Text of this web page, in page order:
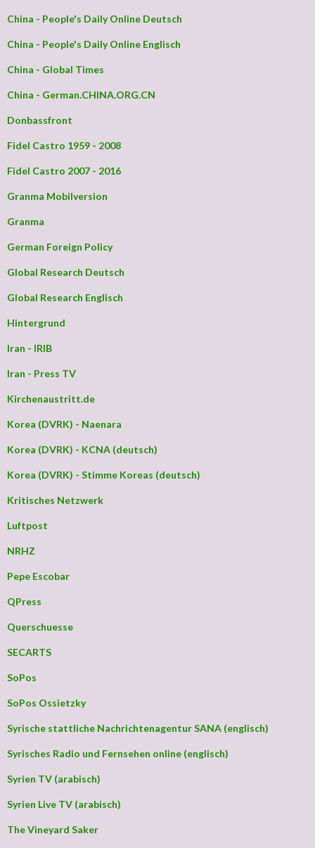
China - People's Daily Online Deutsch
China - People's Daily Online Englisch
China - Global Times
China - German.CHINA.ORG.CN
Donbassfront
Fidel Castro 1959 - 2008
Fidel Castro 2007 - 2016
Granma Mobilversion
Granma
German Foreign Policy
Global Research Deutsch
Global Research Englisch
Hintergrund
Iran - IRIB
Iran - Press TV
Kirchenaustritt.de
Korea (DVRK) - Naenara
Korea (DVRK) - KCNA (deutsch)
Korea (DVRK) - Stimme Koreas (deutsch)
Kritisches Netzwerk
Luftpost
NRHZ
Pepe Escobar
QPress
Querschuesse
SECARTS
SoPos
SoPos Ossietzky
Syrische stattliche Nachrichtenagentur SANA (englisch)
Syrisches Radio und Fernsehen online (englisch)
Syrien TV (arabisch)
Syrien Live TV (arabisch)
The Vineyard Saker